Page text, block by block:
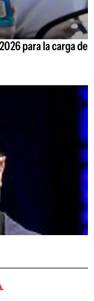
para la carga de